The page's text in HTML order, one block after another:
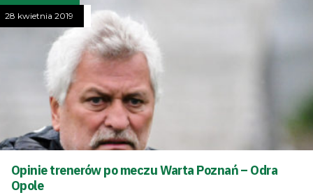
28 kwietnia 2019
Opinie trenerów po meczu Warta Poznań – Odra
Opole